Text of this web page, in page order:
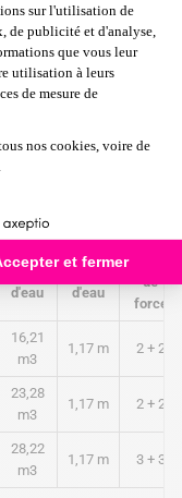
(dalle béton
Volume
d'eau
Hauteur
d'eau
Jambes
de
force
16,21
m3
1,17 m 2 + 2
23,28
m3
1,17 m 2 + 2
28,22
m3
1,17 m 3 + 3